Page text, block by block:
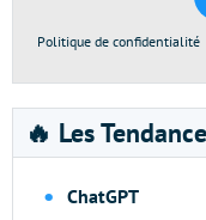
Politique de confidentialité
🔥 Les
ChatGPT